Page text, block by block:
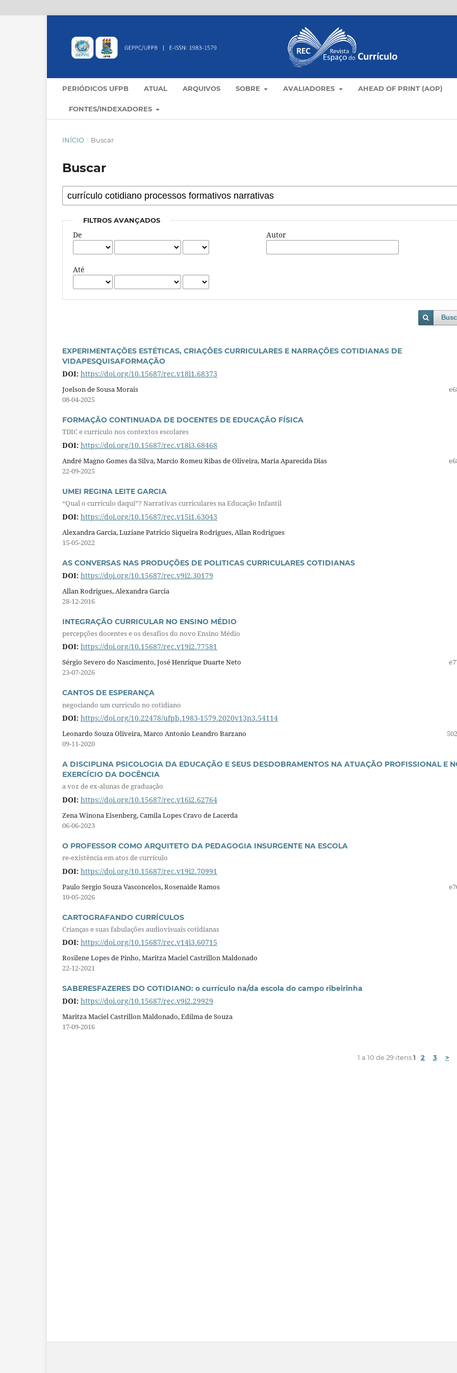
PERIÓDICOS UFPB ATUAL ARQUIVOS SOBRE AVALIADORES AHEAD OF PRINT (AOP)
FONTES/INDEXADORES
INÍCIO / Buscar
Buscar
FILTROS AVANÇADOS
De
Até
Autor
EXPERIMENTAÇÕES ESTÉTICAS, CRIAÇÕES CURRICULARES E NARRAÇÕES COTIDIANAS DE
VIDAPESQUISAFORMAÇÃO
DOI: https://doi.org/10.15687/rec.v18i1.68373
Joelson de Sousa Morais
08-04-2025
FORMAÇÃO CONTINUADA DE DOCENTES DE EDUCAÇÃO FÍSICA
TDIC e currículo nos contextos escolares
DOI: https://doi.org/10.15687/rec.v18i3.68468
André Magno Gomes da Silva, Marcio Romeu Ribas de Oliveira, Maria Aparecida Dias
22-09-2025
UMEI REGINA LEITE GARCIA
“Qual o currículo daqui”? Narrativas curriculares na Educação Infantil
DOI: https://doi.org/10.15687/rec.v15i1.63043
Alexandra Garcia, Luziane Patricio Siqueira Rodrigues, Allan Rodrigues
15-05-2022
AS CONVERSAS NAS PRODUÇÕES DE POLITICAS CURRICULARES COTIDIANAS
DOI: https://doi.org/10.15687/rec.v9i2.30179
Allan Rodrigues, Alexandra Garcia
28-12-2016
INTEGRAÇÃO CURRICULAR NO ENSINO MÉDIO
percepções docentes e os desafios do novo Ensino Médio
DOI: https://doi.org/10.15687/rec.v19i2.77581
Sérgio Severo do Nascimento, José Henrique Duarte Neto
23-07-2026
CANTOS DE ESPERANÇA
negociando um currículo no cotidiano
DOI: https://doi.org/10.22478/ufpb.1983-1579.2020v13n3.54114
Leonardo Souza Oliveira, Marco Antonio Leandro Barzano
09-11-2020
A DISCIPLINA PSICOLOGIA DA EDUCAÇÃO E SEUS DESDOBRAMENTOS NA ATUAÇÃO PROFISSIONAL E
EXERCÍCIO DA DOCÊNCIA
a voz de ex-alunas de graduação
DOI: https://doi.org/10.15687/rec.v16i2.62764
Zena Winona Eisenberg, Camila Lopes Cravo de Lacerda
06-06-2023
O PROFESSOR COMO ARQUITETO DA PEDAGOGIA INSURGENTE NA ESCOLA
re-existência em atos de currículo
DOI: https://doi.org/10.15687/rec.v19i2.70991
Paulo Sergio Souza Vasconcelos, Rosenaide Ramos
10-05-2026
CARTOGRAFANDO CURRÍCULOS
Crianças e suas fabulações audiovisuais cotidianas
DOI: https://doi.org/10.15687/rec.v14i3.60715
Rosilene Lopes de Pinho, Maritza Maciel Castrillon Maldonado
22-12-2021
SABERESFAZERES DO COTIDIANO: o currículo na/da escola do campo ribeirinha
DOI: https://doi.org/10.15687/rec.v9i2.29929
Maritza Maciel Castrillon Maldonado, Edilma de Souza
17-09-2016
1 a 10 de 29 itens1 2 3 >